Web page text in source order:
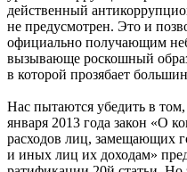
действенный
не предусмотрен. Это и
официально получающим
вызывающе роскошный
в которой прозябает
Нас пытаются убедить в
января 2013 года закон «О
расходов лиц, замещающих
и иных лиц их доходам»